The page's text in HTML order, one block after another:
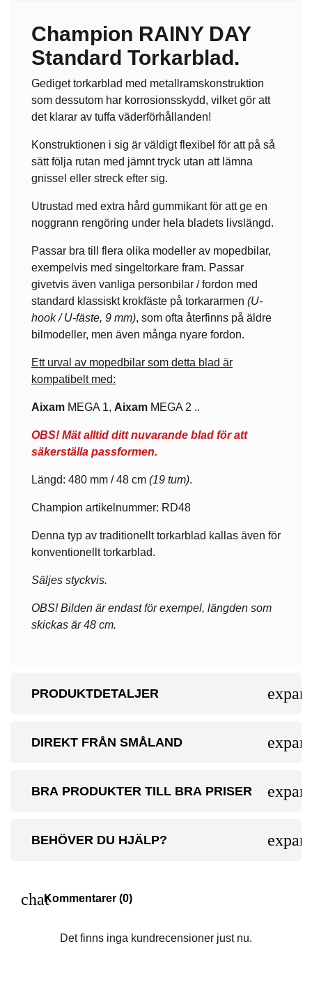
Champion RAINY DAY
Standard Torkarblad.
Gediget torkarblad med metallramskonstruktion
som dessutom har korrosionsskydd, vilket gör att
det klarar av tuffa väderförhållanden!
Konstruktionen i sig är väldigt flexibel för att på så
sätt följa rutan med jämnt tryck utan att lämna
gnissel eller streck efter sig.
Utrustad med extra hård gummikant för att ge en
noggrann rengöring under hela bladets livslängd.
Passar bra till flera olika modeller av mopedbilar,
exempelvis med singeltorkare fram. Passar
givetvis även vanliga personbilar / fordon med
standard klassiskt krokfäste på torkararmen (U-
hook / U-fäste, 9 mm), som ofta återfinns på äldre
bilmodeller, men även många nyare fordon.
Ett urval av mopedbilar som detta blad är
kompatibelt med:
Aixam MEGA 1, Aixam MEGA 2 ..
OBS! Mät alltid ditt nuvarande blad för att
säkerställa passformen.
Längd: 480 mm / 48 cm (19 tum).
Champion artikelnummer: RD48
Denna typ av traditionellt torkarblad kallas även för
konventionellt torkarblad.
Säljes styckvis.
OBS! Bilden är endast för exempel, längden som
skickas är 48 cm.
PRODUKTDETALJER
DIREKT FRÅN SMÅLAND
BRA PRODUKTER TILL BRA PRISER
BEHÖVER DU HJÄLP?
chatKommentarer (0)
Det finns inga kundrecensioner just nu.